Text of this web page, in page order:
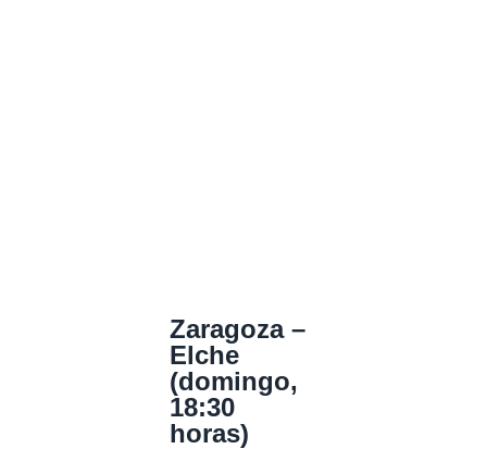
Zaragoza –
Elche
(domingo,
18:30
horas)